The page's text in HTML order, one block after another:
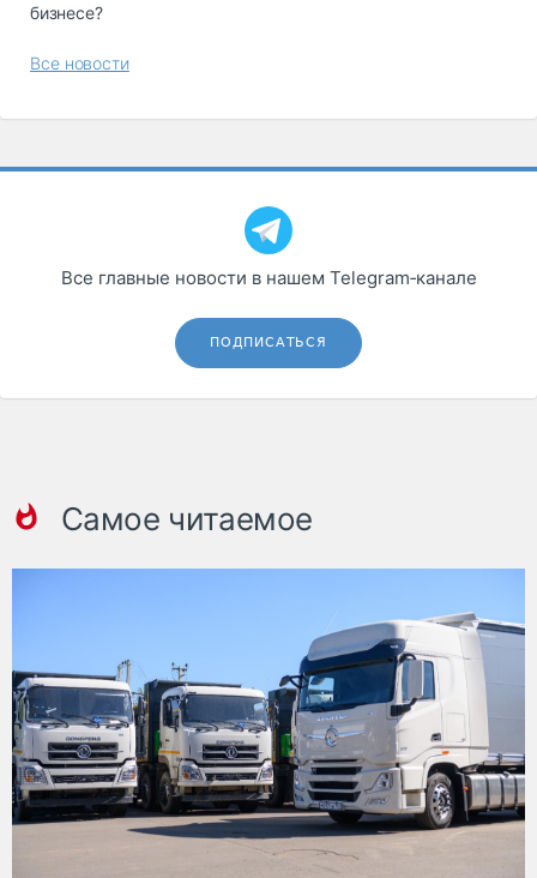
бизнесе?
Все новости
Все главные новости в нашем Telegram‑канале
ПОДПИСАТЬСЯ
Самое читаемое